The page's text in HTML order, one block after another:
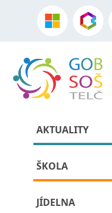
AKTUALITY
ŠKOLA
JÍDELNA
»Aktuality